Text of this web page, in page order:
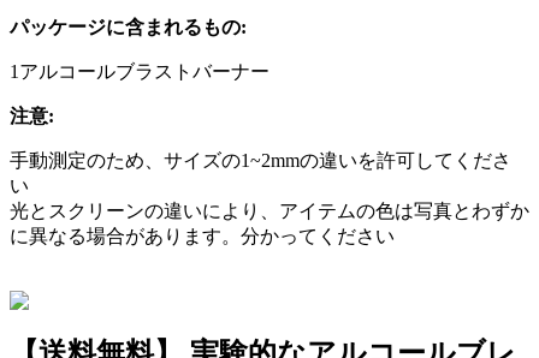
パッケージに含まれるもの:
1アルコールブラストバーナー
注意:
手動測定のため、サイズの1~2mmの違いを許可してくださ
い
光とスクリーンの違いにより、アイテムの色は写真とわずか
に異なる場合があります。分かってください